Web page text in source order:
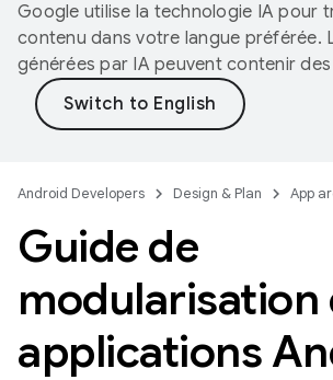
Google utilise la technologie IA pour
contenu dans votre langue préférée.
générées par IA peuvent contenir
Android Developers Design & Plan App
Guide de
modularisation
applications